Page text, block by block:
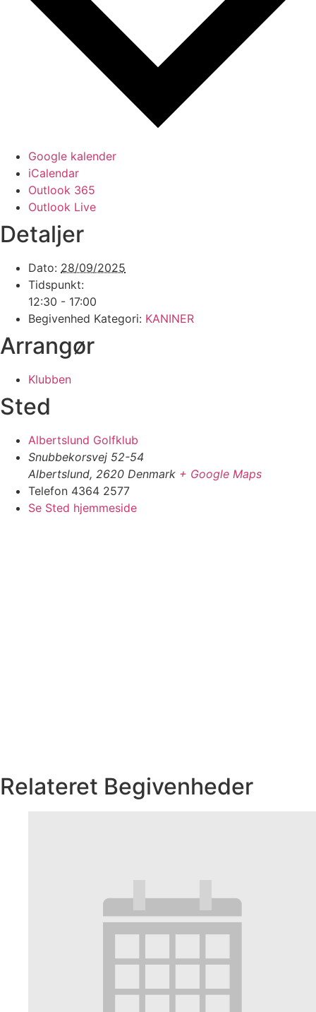
Google kalender
iCalendar
Outlook 365
Outlook Live
Detaljer
Dato: 28/09/2025
Tidspunkt:
12:30 - 17:00
Begivenhed Kategori: KANINER
Arrangør
Klubben
Sted
Albertslund Golfklub
Snubbekorsvej 52-54
Albertslund, 2620 Denmark + Google Maps
Telefon 4364 2577
Se Sted hjemmeside
Relateret Begivenheder